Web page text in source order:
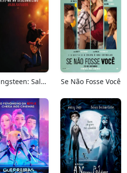
Springsteen: Salve-me Do Desconhecido Se Não Fosse Você